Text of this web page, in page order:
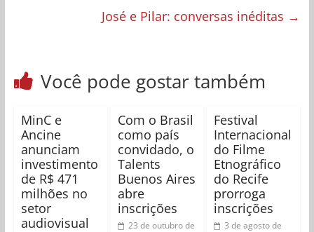
José e Pilar: conversas inéditas →
Você pode gostar também
MinC e
Ancine
anunciam
investimento
de R$ 471
milhões no
setor
audiovisual
Com o Brasil
como país
convidado, o
Talents
Buenos Aires
abre
inscrições
23 de outubro de
Festival
Internacional
do Filme
Etnográfico
do Recife
prorroga
inscrições
3 de agosto de